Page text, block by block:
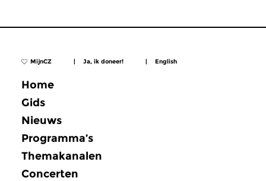
MijnCZ | Ja, ik doneer! | English
Home
Gids
Nieuws
Programma’s
Themakanalen
Concerten